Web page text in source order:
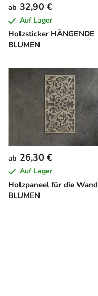
Holzsticker HÄNGENDE
BLUMEN
ab 32,90 €
Auf Lager
Holzpaneel für die Wand
BLUMEN
ab 26,30 €
Auf Lager